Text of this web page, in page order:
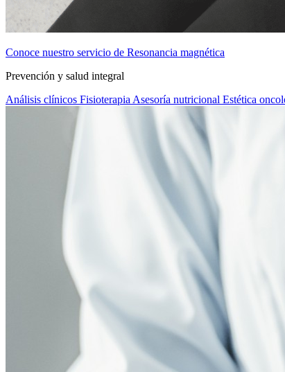
Conoce nuestro servicio de Resonancia magnética
Prevención y salud integral
Análisis clínicos Fisioterapia Asesoría nutricional Estética